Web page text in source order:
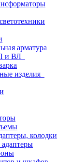
арматура
и ВЛ
изделия
колодки